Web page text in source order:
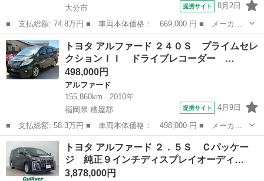
大分市
提携サイト 8月2日
■ 支払総額: 74.8万円 ■ 車両本体価格： 669,000 円 ■ メーカー
名： トヨタ ■ 車種名： アルファード ■ グレード名： ２４０
Ｘ ■ 排気量： 2400cc ■ ドア枚数： 5D ■ ミッション： イ...
大分 大分市 アルファード
トヨタ アルファード ２４０Ｓ プライムセレ
クションＩＩ ドライブレコーダー …
498,000円
アルファード
155,860km
2010年
福岡県 糟屋郡
提携サイト 4月9日
■ 支払総額: 58.3万円 ■ 車両本体価格： 498,000 円 ■ メーカー
名： トヨタ ■ 車種名： アルファード ■ グレード名： ２４０
Ｓ プライムセレクションＩＩ ドライブレコーダー ＥＴＣ バッ
クカメラ ナ...
福岡 糟屋郡 アルファード
トヨタ アルファード ２．５Ｓ Ｃパッケー
ジ 純正９インチディスプレイオーディ…
3,878,000円